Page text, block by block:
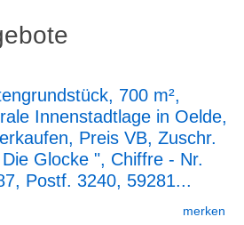
700 m²,
Innenstadtlage in Oelde,
Preis VB, Zuschr.
Die Glocke ", Chiffre - Nr.
Postf. 3240, 59281...
merken